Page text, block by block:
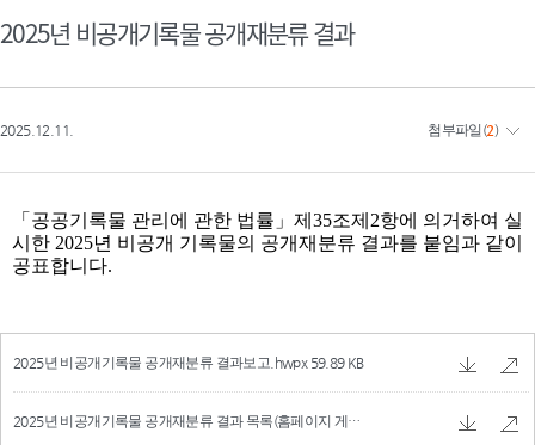
2025년 비공개기록물 공개재분류 결과
2025.12.11. 첨부파일 (2)
2025년 비공개기록물 공개재분류 결과보고.hwpx 59.89 KB
2025년 비공개기록물 공개재분류 결과 목록(홈페이지 게시).xlsx